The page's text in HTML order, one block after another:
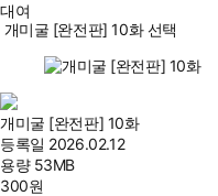
대여
개미굴 [완전판] 10화 선택
개미굴 [완전판] 10화
등록일 2026.02.12
용량 53MB
300원